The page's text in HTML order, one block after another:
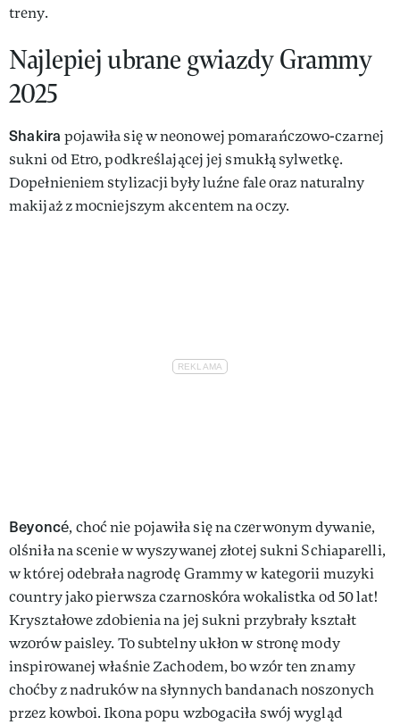
treny.
Najlepiej ubrane gwiazdy Grammy
2025
Shakira pojawiła się w neonowej pomarańczowo-czarnej
sukni od Etro, podkreślającej jej smukłą sylwetkę.
Dopełnieniem stylizacji były luźne fale oraz naturalny
makijaż z mocniejszym akcentem na oczy.
Beyoncé, choć nie pojawiła się na czerwonym dywanie,
olśniła na scenie w wyszywanej złotej sukni Schiaparelli,
w której odebrała nagrodę Grammy w kategorii muzyki
country jako pierwsza czarnoskóra wokalistka od 50 lat!
Kryształowe zdobienia na jej sukni przybrały kształt
wzorów paisley. To subtelny ukłon w stronę mody
inspirowanej właśnie Zachodem, bo wzór ten znamy
choćby z nadruków na słynnych bandanach noszonych
przez kowboi. Ikona popu wzbogaciła swój wygląd